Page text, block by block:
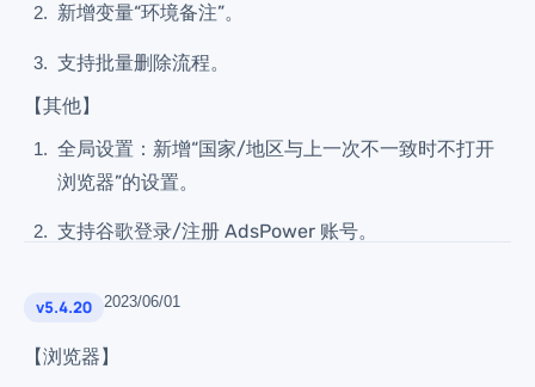
新增变量“环境备注”。
支持批量删除流程。
【其他】
全局设置：新增“国家/地区与上一次不一致时不打开
浏览器”的设置。
支持谷歌登录/注册 AdsPower 账号。
v5.4.20 2023/06/01
【浏览器】